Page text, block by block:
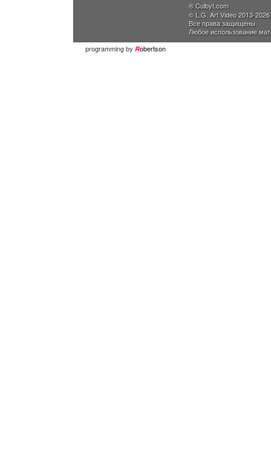
® Culbyt.com
© L.G. Art Video 2013-2026
Все права защищены.
Любое использование
programming by Robertson